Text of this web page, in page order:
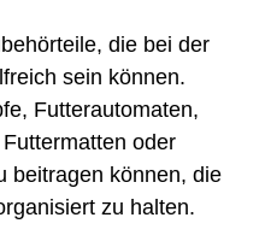
die bei der
sein können.
Futterautomaten,
oder
beitragen können, die
zu halten.